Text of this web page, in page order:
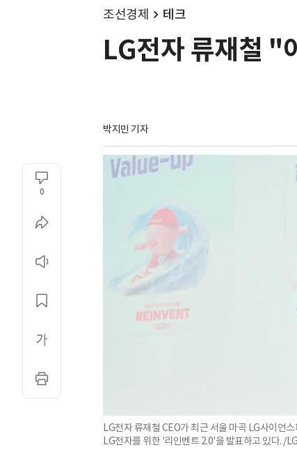
조선경제 테크
LG전자 류재철 "
박지민 기자
0
LG전자 류재철 CEO가 최근 서울 마곡 LG사이언
LG전자를 위한 '리인벤트 2.0'을 발표하고 있다. /